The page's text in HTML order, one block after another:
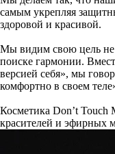
самым укрепляя
здоровой и красивой.
Мы видим свою цель не
поиске гармонии.
версией себя», мы
комфортно в своем
Косметика Don’t Touch
красителей и эфирных